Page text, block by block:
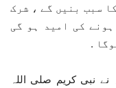
سبب بنیں گے ، شرک
کی امید ہو گی
.
نبی کریم صلی اللہ